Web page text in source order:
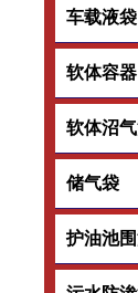
车载液袋
软体容器
软体沼
储气袋
护油池